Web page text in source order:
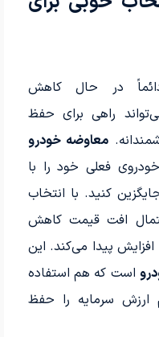
در حال کاهش
راهی برای حفظ
معاوضه خودرو
فعلی خود را با
کنید. با انتخاب
افت قیمت کاهش
پیدا می‌کند. این
است که هم استفاده
سرمایه را حفظ